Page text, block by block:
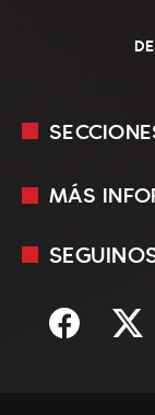
En Vivo
Sociedad
MÁS
Mediakit
Términos y